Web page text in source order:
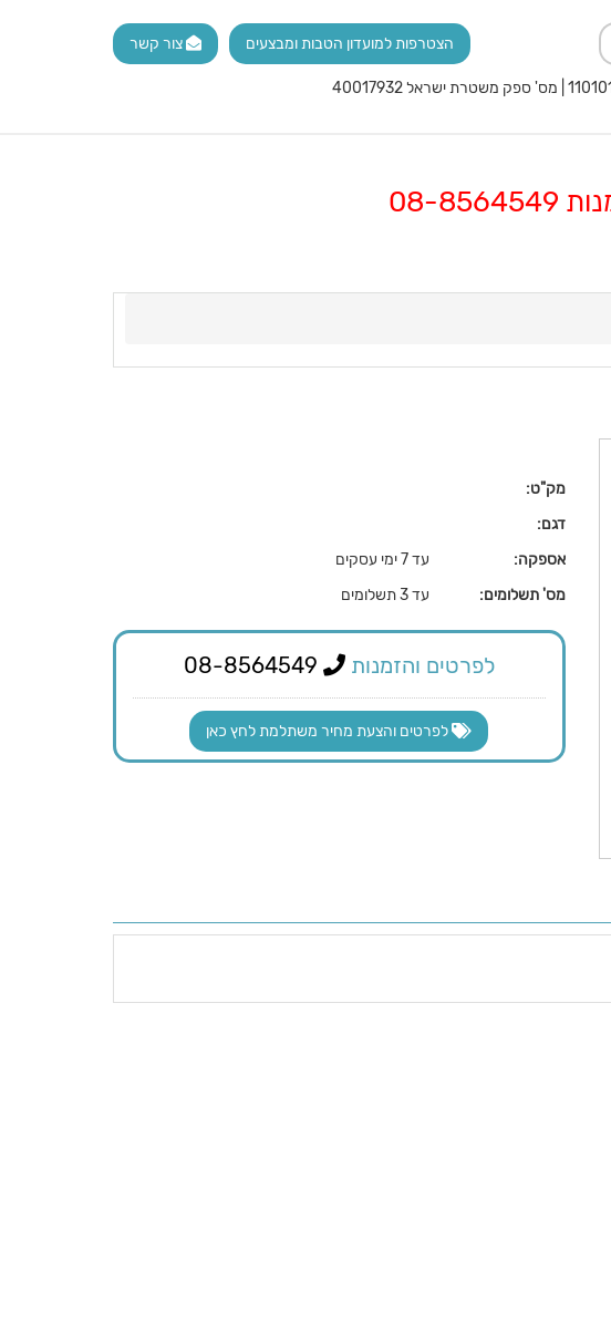
צור קשר הצטרפות למועדון הטבות ומבצעים
מק"ט:
דגם:
אספקה:
עד 7 ימי עסקים
מס' תשלומים:
עד 3 תשלומים
לפרטים והזמנות
לפרטים והצעת מחיר משתלמת לחץ כאן